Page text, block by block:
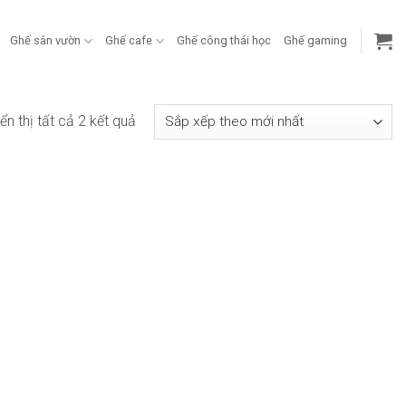
Ghế sân vườn Ghế cafe Ghế công thái học Ghế gaming
thị tất cả 2 kết quảĐã
sắp